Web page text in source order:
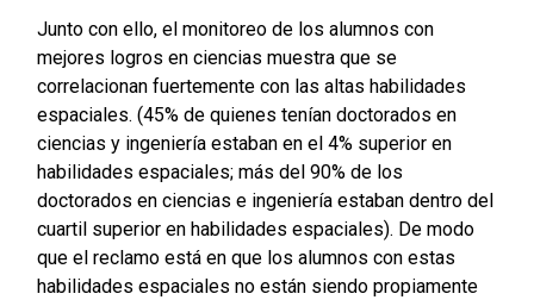
Junto con ello, el monitoreo de los alumnos con
mejores logros en ciencias muestra que se
correlacionan fuertemente con las altas habilidades
espaciales. (45% de quienes tenían doctorados en
ciencias y ingeniería estaban en el 4% superior en
habilidades espaciales; más del 90% de los
doctorados en ciencias e ingeniería estaban dentro del
cuartil superior en habilidades espaciales). De modo
que el reclamo está en que los alumnos con estas
habilidades espaciales no están siendo propiamente